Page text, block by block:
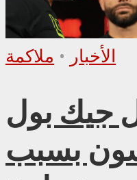
الأخبار • ملاكمة
جيك بول
بسبب